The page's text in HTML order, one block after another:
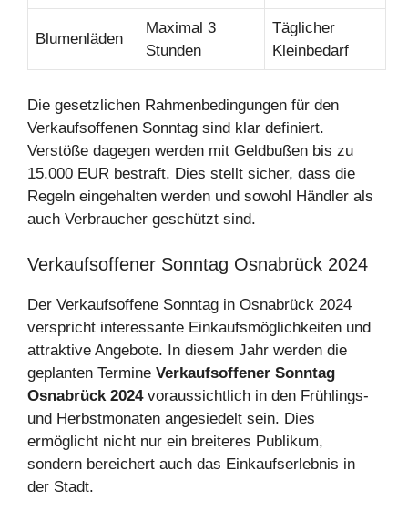
Blumenläden
Maximal 3
Stunden
Täglicher
Kleinbedarf
Die gesetzlichen Rahmenbedingungen für den
Verkaufsoffenen Sonntag sind klar definiert.
Verstöße dagegen werden mit Geldbußen bis zu
15.000 EUR bestraft. Dies stellt sicher, dass die
Regeln eingehalten werden und sowohl Händler als
auch Verbraucher geschützt sind.
Verkaufsoffener Sonntag Osnabrück 2024
Der Verkaufsoffene Sonntag in Osnabrück 2024
verspricht interessante Einkaufsmöglichkeiten und
attraktive Angebote. In diesem Jahr werden die
geplanten Termine Verkaufsoffener Sonntag
Osnabrück 2024voraussichtlich in den Frühlings-
und Herbstmonaten angesiedelt sein. Dies
ermöglicht nicht nur ein breiteres Publikum,
sondern bereichert auch das Einkaufserlebnis in
der Stadt.